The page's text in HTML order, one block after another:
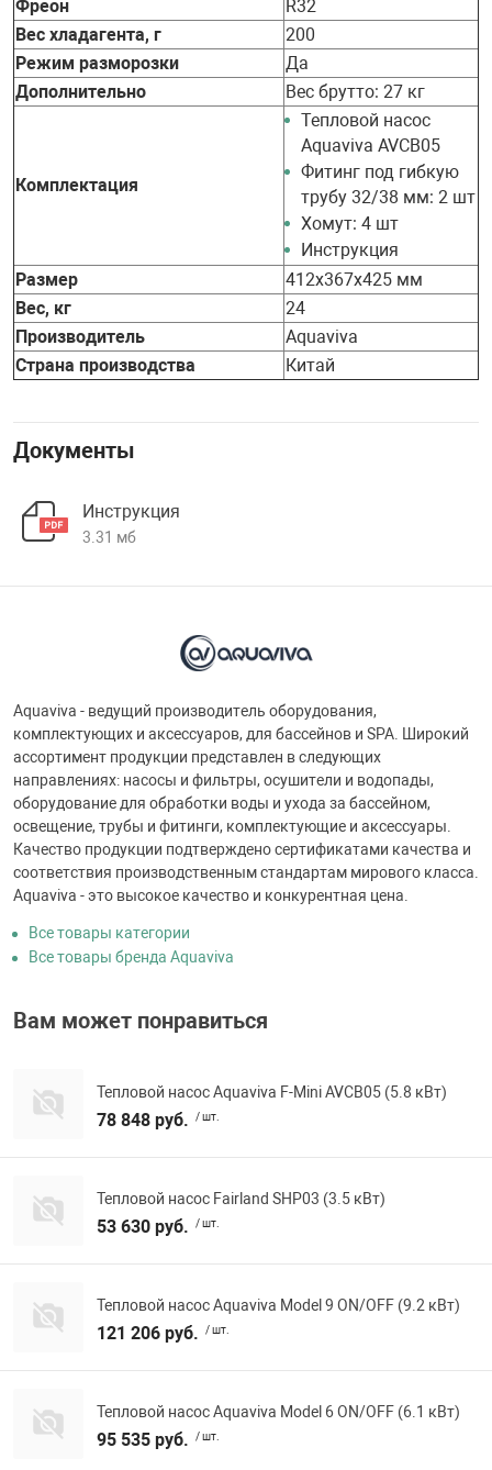
Фреон
R32
Вес хладагента, г
200
Режим разморозки
Да
Дополнительно
Вес брутто: 27 кг
Комплектация
Тепловой насос
Aquaviva AVCB05
Фитинг под гибкую
трубу 32/38 мм: 2 шт
Хомут: 4 шт
Инструкция
Размер
412х367х425 мм
Вес, кг
24
Производитель
Aquaviva
Страна производства
Китай
Документы
Инструкция
3.31 мб
Aquaviva - ведущий производитель оборудования,
комплектующих и аксессуаров, для бассейнов и SPA. Широкий
ассортимент продукции представлен в следующих
направлениях: насосы и фильтры, осушители и водопады,
оборудование для обработки воды и ухода за бассейном,
освещение, трубы и фитинги, комплектующие и аксессуары.
Качество продукции подтверждено сертификатами качества и
соответствия производственным стандартам мирового класса.
Aquaviva - это высокое качество и конкурентная цена.
Все товары категории
Все товары бренда Aquaviva
Вам может понравиться
Тепловой насос Aquaviva F-Mini AVCB05 (5.8 кВт)
78 848 руб. / шт.
Тепловой насос Fairland SHP03 (3.5 кВт)
53 630 руб. / шт.
Тепловой насос Aquaviva Model 9 ON/OFF (9.2 кВт)
121 206 руб. / шт.
Тепловой насос Aquaviva Model 6 ON/OFF (6.1 кВт)
95 535 руб. / шт.